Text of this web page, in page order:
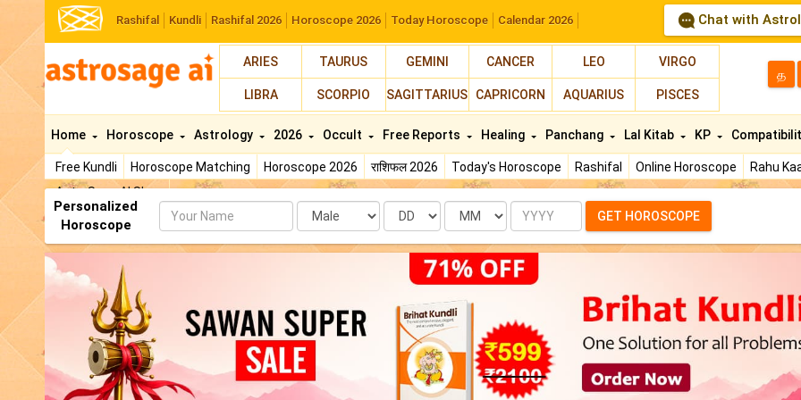
Rashifal Kundli Rashifal 2026 Horoscope 2026 Today Horoscope Calendar 2026 Chat with
ARIES TAURUS GEMINI CANCER LEO VIRGO
LIBRA SCORPIO SAGITTARIUS CAPRICORN AQUARIUS PISCES
த
Home
Free Kundli Horoscope Matching Horoscope 2026 राशिफल 2026 Today's Horoscope Rashifal Online Horoscope Rahu
AstroSage AI Shop
Horoscope Astrology 2026 Occult Free Reports Healing Panchang Lal Kitab KP
Personalized
Horoscope
Name Date Month Year GET HOROSCOPE